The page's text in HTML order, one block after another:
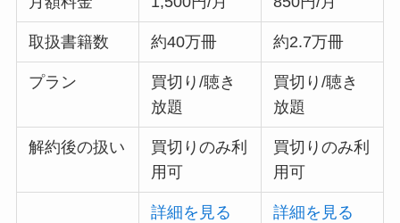
取扱書籍数 約40万冊 約2.7万冊
プラン
買切り/聴き
放題
買切り/聴き
放題
解約後の扱い
買切りのみ利
用可
買切りのみ利
用可
詳細を見る 詳細を見る